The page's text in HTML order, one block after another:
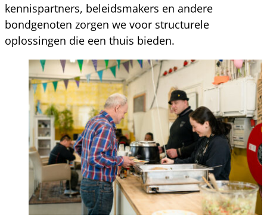
kennispartners, beleidsmakers en andere
bondgenoten zorgen we voor structurele
oplossingen die een thuis bieden.